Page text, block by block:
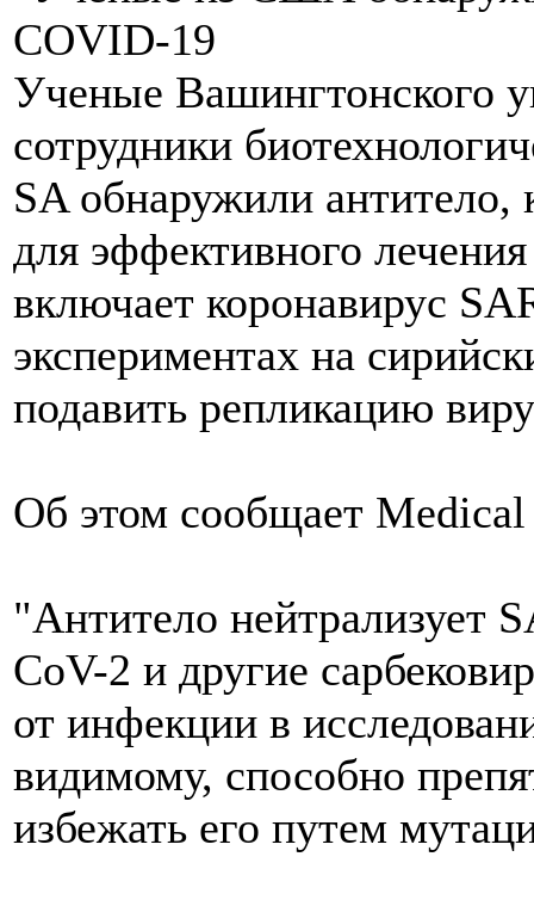
Ученые Вашингтонского
сотрудники
SA обнаружили антитело,
для эффективного
включает коронавирус
экспериментах на
подавить репликацию
Об этом сообщает
"Антитело нейтрализует
CoV-2 и другие
от инфекции в
видимому, способно
избежать его путем